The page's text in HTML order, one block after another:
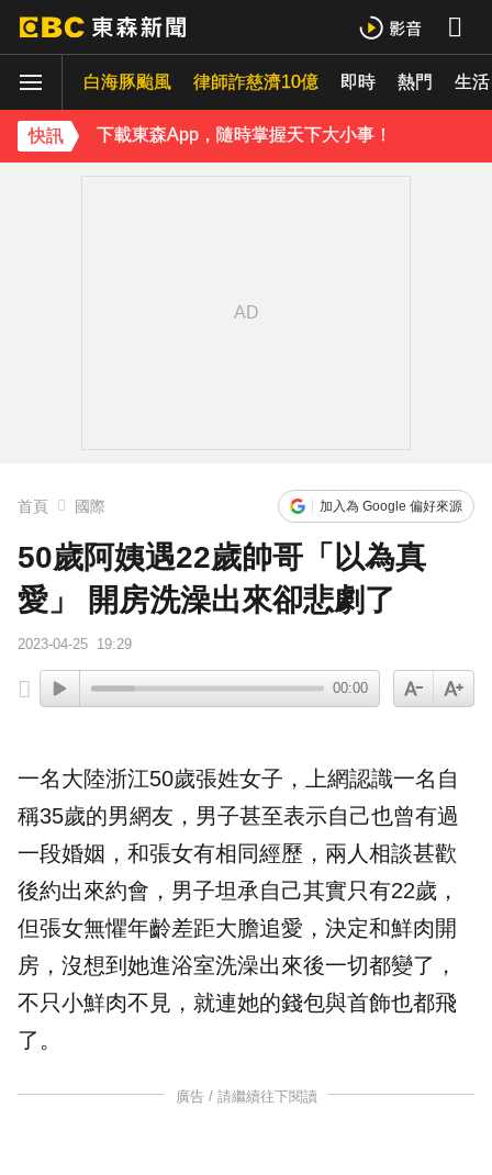
白海豚颱風 律師詐慈濟10億 即時 熱門 生活
快訊 下載東森App，隨時掌握天下大小事！
首頁 國際 加入為 Google 偏好來源
50歲阿姨遇22歲帥哥「以為真
愛」 開房洗澡出來卻悲劇了
2023-04-25 19:29
00:00
一名大陸浙江50歲張姓女子，上網認識一名自
稱35歲的男網友，男子甚至表示自己也曾有過
一段婚姻，和張女有相同經歷，兩人相談甚歡
後約出來約會，男子坦承自己其實只有22歲，
但張女無懼年齡差距大膽追愛，決定和鮮肉開
房，沒想到她進浴室洗澡出來後一切都變了，
不只小鮮肉不見，就連她的錢包與首飾也都飛
了。
廣告 / 請繼續往下閱讀